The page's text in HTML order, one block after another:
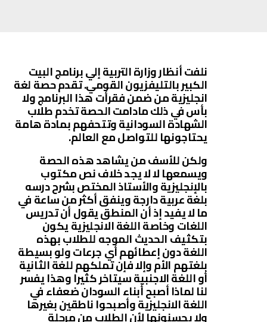
نلفت أنظار وزارة التربية إلي برنامج البيت
الكبير بالتليفزيون القومي. تقدم حصة لغة
انجليزية من ضمن فقرأت هذا البرنامج ولا
بأس في ذلك مادامت الحصة تخدم طلاب
الشهادة السودانية وتتحفهم بمادة هامة
يحتاجونها للتواصل مع العالم.
ولكن للأسف من يشاهد هذه الحصة
ويسمعها لا لا يجد خلاف نص مكتوب
بالإنجليزية والأستاذ المختص بشرح درسه
بلغة عربية دارجة وينفق أكثر من ساعة في
ما لا يفيد إذ أن المنطق يقول أن تدريس
اللغات وخاصة اللغة الانجليزية يكون
بتكثيف الحديث الموجه للطلاب بهذه
اللغة دون إعطائهم أي جرعات ولو بسيطة
بلغتهم الأم وإلا فإن تملكهم للغة الثانية
أو اللغة الاجنبية سيتاخر كثيرا وهذا يفسر
لنا لماذا أصبح أبناء السودان ضعفاء في
اللغة الانجليزية وأصبحوا ناطقين بغيرها
ولا يحسنونها لأن الطلاب من مرحلة